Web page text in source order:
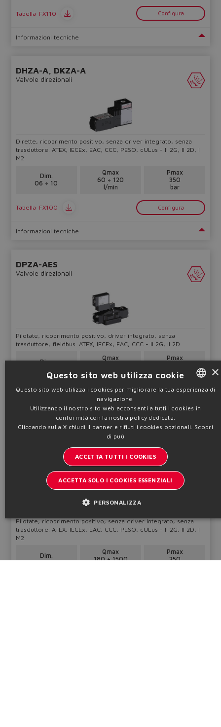
Tabella FX110 Configura
Informazioni tecniche
DHZA-A, DKZA-A
Valvole direzionali
Dirette, ricoprimento positivo, senza driver integrato, senza
trasduttore. ATEX, IECEx, EAC, CCC, PESO, cULus - II 2G, II 2D, I
M2
Dim.
06 ÷ 10
Qmax
60 ÷ 120
l/min
Pmax
350
bar
Tabella FX100 Configura
Informazioni tecniche
DPZA-AES
Valvole direzionali
Pilotate, ricoprimento positivo, driver integrato, senza
trasduttore, fieldbus. ATEX, IECEx, EAC, CCC - II 2G, II 2D
Dim.
Qmax
l/min
Pmax
bar
Tabella FX210 Configura
Informazioni tecniche
Valvole direzionali
Pilotate, ricoprimento positivo, senza driver integrato, senza
trasduttore. ATEX, IECEx, EAC, CCC, PESO, cULus - II 2G, II 2D, I
M2
Dim.
Qmax
180 ÷ 1500
Pmax
350
GERMAN
×
Questo sito web utilizza cookie
Questo sito web utilizza i cookies per migliorare la tua esperienza di
navigazione.
Utilizzando il nostro sito web acconsenti a tutti i cookies in
conformità con la nostra policy dedicata.
Cliccando sulla X chiudi il banner e rifiuti i cookies opzionali. Scopri
di puù
ACCETTA TUTTI I COOKIES
ACCETTA SOLO I COOKIES ESSENZIALI
PERSONALIZZA